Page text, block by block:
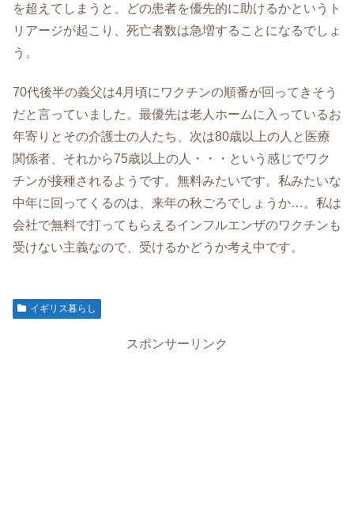
を超えてしまうと、どの患者を優先的に助けるかというト
リアージが起こり、死亡者数は急増することになるでしょ
う。
70代後半の義父は4月頃にワクチンの順番が回ってきそう
だと言っていました。最優先は老人ホームに入っているお
年寄りとその介護士の人たち、次は80歳以上の人と医療
関係者、それから75歳以上の人・・・という感じでワク
チンが接種されるようです。無料みたいです。私みたいな
中年に回ってくるのは、来年の秋ごろでしょうか…。私は
会社で無料で打ってもらえるインフルエンザのワクチンも
受けない主義なので、受けるかどうか考え中です。
イギリス暮らし
スポンサーリンク